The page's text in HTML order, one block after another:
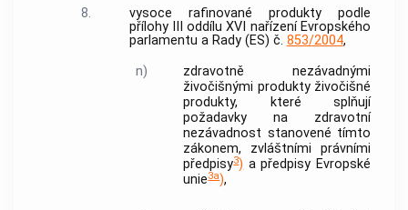
8.
vysoce rafinované produkty podle
přílohy III oddílu XVI nařízení Evropského
parlamentu a Rady (ES) č. 853/2004,
n)
zdravotně nezávadnými
živočišnými produkty živočišné
produkty, které splňují
požadavky na zdravotní
nezávadnost stanovené tímto
zákonem, zvláštními právními
předpisy3) a předpisy Evropské
unie3a),